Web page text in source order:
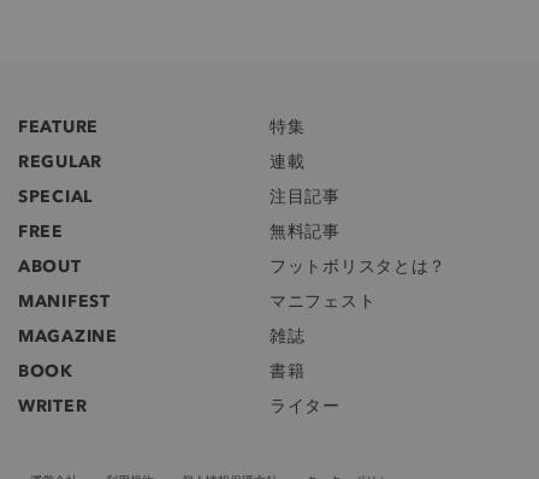
FEATURE
特集
REGULAR
連載
SPECIAL
注目記事
FREE
無料記事
ABOUT
フットボリスタとは？
MANIFEST
マニフェスト
MAGAZINE
雑誌
BOOK
書籍
WRITER
ライター